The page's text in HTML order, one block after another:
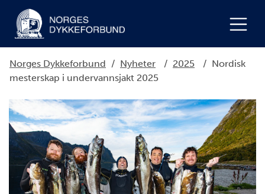
Norges Dykkeforbund / Nyheter / 2025 / Nordisk
mesterskap i undervannsjakt 2025